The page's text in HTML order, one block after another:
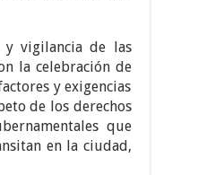
y vigilancia de las
la celebración de
y exigencias
de los derechos
que
en la ciudad,